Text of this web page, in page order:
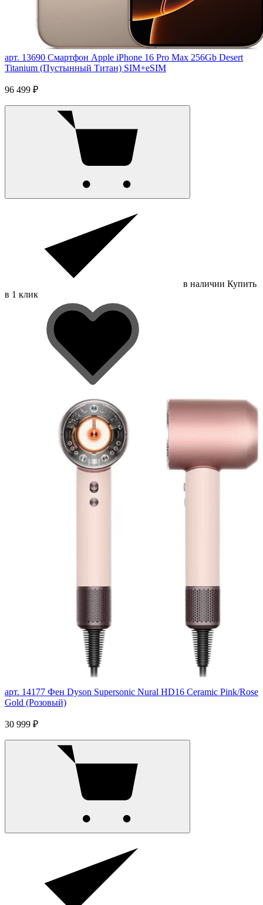
арт. 13690 Смартфон Apple iPhone 16 Pro Max 256Gb Desert
Titanium (Пустынный Титан) SIM+eSIM
96 499 ₽
в наличии Купить
в 1 клик
арт. 14177 Фен Dyson Supersonic Nural HD16 Ceramic Pink/Rose
Gold (Розовый)
30 999 ₽